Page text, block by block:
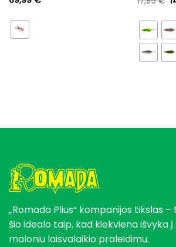
„Romada Plius“ kompanijos tikslas
šio idealo taip, kad kiekviena išvyka
maloniu laisvalaikio praleidimu.